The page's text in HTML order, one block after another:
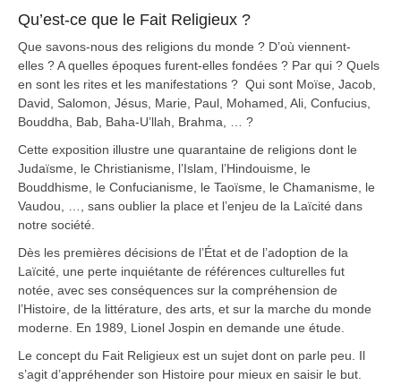
Qu’est-ce que le Fait Religieux ?
Que savons-nous des religions du monde ? D’où viennent-
elles ? A quelles époques furent-elles fondées ? Par qui ? Quels
en sont les rites et les manifestations ? Qui sont Moïse, Jacob,
David, Salomon, Jésus, Marie, Paul, Mohamed, Ali, Confucius,
Bouddha, Bab, Baha-U’llah, Brahma, … ?
Cette exposition illustre une quarantaine de religions dont le
Judaïsme, le Christianisme, l’Islam, l’Hindouisme, le
Bouddhisme, le Confucianisme, le Taoïsme, le Chamanisme, le
Vaudou, …, sans oublier la place et l’enjeu de la Laïcité dans
notre société.
Dès les premières décisions de l’État et de l’adoption de la
Laïcité, une perte inquiétante de références culturelles fut
notée, avec ses conséquences sur la compréhension de
l’Histoire, de la littérature, des arts, et sur la marche du monde
moderne. En 1989, Lionel Jospin en demande une étude.
Le concept du Fait Religieux est un sujet dont on parle peu. Il
s’agit d’appréhender son Histoire pour mieux en saisir le but.